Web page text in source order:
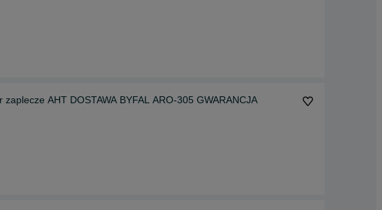
AHT DOSTAWA BYFAL ARO-305 GWARANCJA